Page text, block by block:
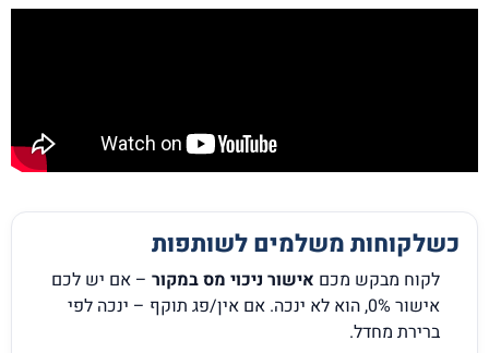
כשלקוחות משלמים לשותפות
לקוח מבקש מכם אישור ניכוי מס במקור – אם יש לכם
אישור 0%, הוא לא ינכה. אם אין/פג תוקף – ינכה לפי
ברירת מחדל.